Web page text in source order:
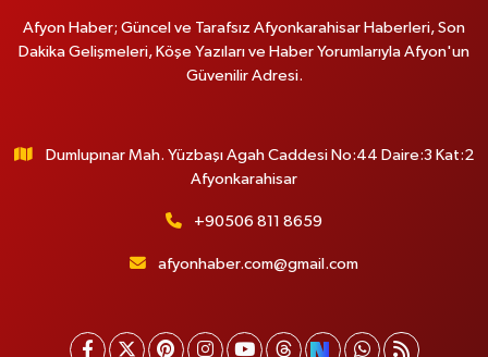
Afyon Haber; Güncel ve Tarafsız Afyonkarahisar Haberleri, Son
Dakika Gelişmeleri, Köşe Yazıları ve Haber Yorumlarıyla Afyon'un
Güvenilir Adresi.
Dumlupınar Mah. Yüzbaşı Agah Caddesi No:44 Daire:3 Kat:2
Afyonkarahisar
+90506 811 8659
afyonhaber.com@gmail.com